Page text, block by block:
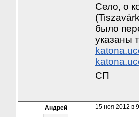
Село, о
было
указаны
СП
Андрей 15 ноя 2012 в